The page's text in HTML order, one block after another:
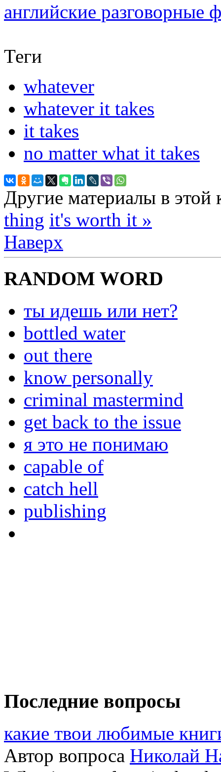
английские разговорные
Теги
whatever
whatever it takes
it takes
no matter what it takes
Другие материалы в этой
thing it's worth it »
Наверх
RANDOM WORD
ты идешь или нет?
bottled water
out there
know personally
criminal mastermind
get back to the issue
я это не понимаю
capable of
catch hell
publishing
Последние вопросы
какие твои любимые
Автор вопроса Николай